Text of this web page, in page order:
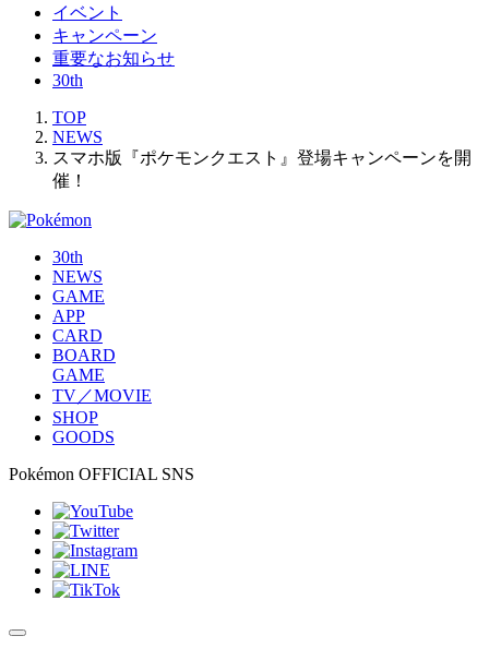
イベント
キャンペーン
重要なお知らせ
30th
TOP
NEWS
スマホ版『ポケモンクエスト』登場キャンペーンを開
催！
30th
NEWS
GAME
APP
CARD
BOARD
GAME
TV／MOVIE
SHOP
GOODS
Pokémon OFFICIAL SNS